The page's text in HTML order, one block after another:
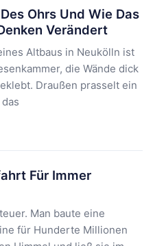
Ohrs Und Wie Das
Verändert
Altbaus in Neukölln ist
die Wände dick
Draußen prasselt ein
Für Immer
Man baute eine
für Hunderte Millionen